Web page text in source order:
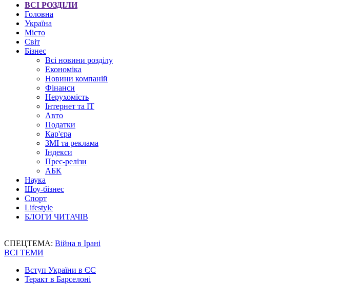
ВСІ РОЗДІЛИ
Головна
Україна
Місто
Світ
Бізнес
Всі новини розділу
Економіка
Новини компаній
Фінанси
Нерухомість
Інтернет та IT
Авто
Податки
Кар'єра
ЗМІ та реклама
Індекси
Прес-релізи
АБК
Наука
Шоу-бізнес
Спорт
Lifestyle
БЛОГИ ЧИТАЧІВ
СПЕЦТЕМА: Війна в Ірані
ВСІ ТЕМИ
Вступ України в ЄС
Теракт в Барселоні